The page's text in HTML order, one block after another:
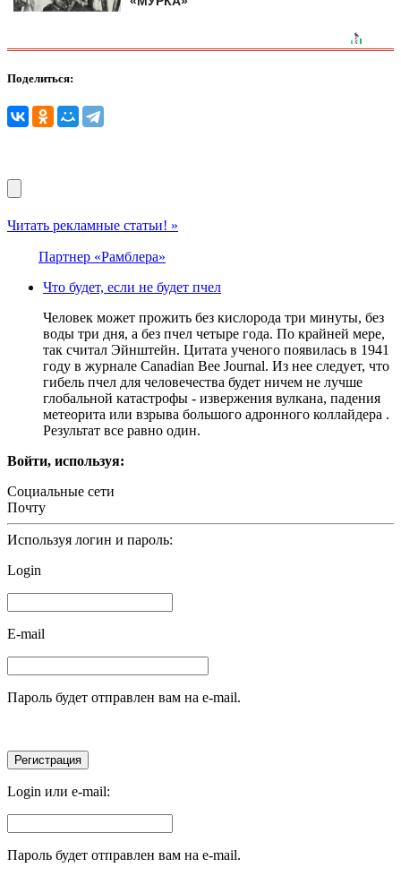
Поделиться:
Читать рекламные статьи! »
Партнер «Рамблера»
Что будет, если не будет пчел
Человек может прожить без кислорода три минуты, без
воды три дня, а без пчел четыре года. По крайней мере,
так считал Эйнштейн. Цитата ученого появилась в 1941
году в журнале Canadian Bee Journal. Из нее следует, что
гибель пчел для человечества будет ничем не лучше
глобальной катастрофы - извержения вулкана, падения
метеорита или взрыва большого адронного коллайдера .
Результат все равно один.
Войти, используя:
Социальные сети
Почту
Используя логин и пароль:
Login
E-mail
Пароль будет отправлен вам на e-mail.
Login или e-mail:
Пароль будет отправлен вам на e-mail.